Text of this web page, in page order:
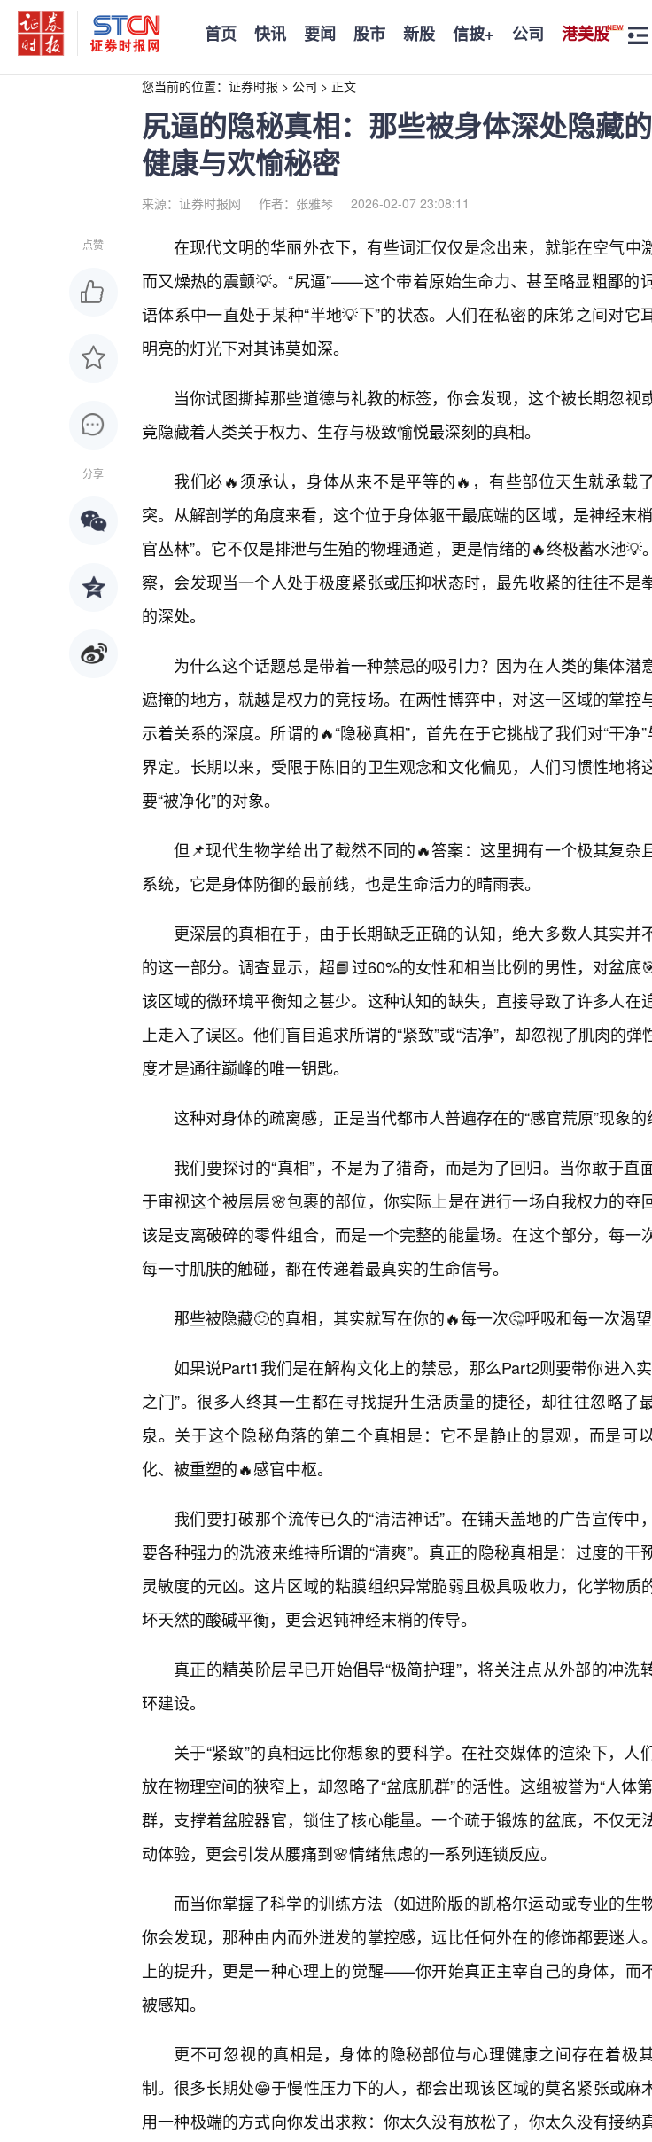
首页 快讯 要闻 股市 新股 信披+ 公司 港美股
您当前的位置： 证券时报 > 公司 > 正文
尻逼的隐秘真相：那些被身体深处隐藏的
健康与欢愉秘密
来源：证券时报网 作者：张雅琴 2026-02-07 23:08:11
点赞
分享
在现代文明的华丽外衣下，有些词汇仅仅是念出来，就能在空气中
而又燥热的震颤💡。“尻逼”——这个带着原始生命力、甚至略显粗鄙的
语体系中一直处于某种“半地💡下”的状态。人们在私密的床笫之间对它
明亮的灯光下对其讳莫如深。
当你试图撕掉那些道德与礼教的标签，你会发现，这个被长期忽视
竟隐藏着人类关于权力、生存与极致愉悦最深刻的真相。
我们必🔥须承认，身体从来不是平等的🔥，有些部位天生就承载
突。从解剖学的角度来看，这个位于身体躯干最底端的区域，是神经末
官丛林”。它不仅是排泄与生殖的物理通道，更是情绪的🔥终极蓄水池💡
察，会发现当一个人处于极度紧张或压抑状态时，最先收紧的往往不是
的深处。
为什么这个话题总是带着一种禁忌的吸引力？因为在人类的集体潜
遮掩的地方，就越是权力的竞技场。在两性博弈中，对这一区域的掌控
示着关系的深度。所谓的🔥“隐秘真相”，首先在于它挑战了我们对“干净”
界定。长期以来，受限于陈旧的卫生观念和文化偏见，人们习惯性地将
要“被净化”的对象。
但📌现代生物学给出了截然不同的🔥答案：这里拥有一个极其复杂
系统，它是身体防御的最前线，也是生命活力的晴雨表。
更深层的真相在于，由于长期缺乏正确的认知，绝大多数人其实并
的这一部分。调查显示，超📘过60%的女性和相当比例的男性，对盆底
该区域的微环境平衡知之甚少。这种认知的缺失，直接导致了许多人在
上走入了误区。他们盲目追求所谓的“紧致”或“洁净”，却忽视了肌肉的
度才是通往巅峰的唯一钥匙。
这种对身体的疏离感，正是当代都市人普遍存在的“感官荒原”现象的
我们要探讨的“真相”，不是为了猎奇，而是为了回归。当你敢于直
于审视这个被层层🌸包裹的部位，你实际上是在进行一场自我权力的夺
该是支离破碎的零件组合，而是一个完整的能量场。在这个部分，每一
每一寸肌肤的触碰，都在传递着最真实的生命信号。
那些被隐藏🙂的真相，其实就写在你的🔥每一次🤔呼吸和每一次渴望
如果说Part1我们是在解构文化上的禁忌，那么Part2则要带你进入
之门”。很多人终其一生都在寻找提升生活质量的捷径，却往往忽略了
泉。关于这个隐秘角落的第二个真相是：它不是静止的景观，而是可
化、被重塑的🔥感官中枢。
我们要打破那个流传已久的“清洁神话”。在铺天盖地的广告宣传中
要各种强力的洗液来维持所谓的“清爽”。真正的隐秘真相是：过度的干
灵敏度的元凶。这片区域的粘膜组织异常脆弱且极具吸收力，化学物质
坏天然的酸碱平衡，更会迟钝神经末梢的传导。
真正的精英阶层早已开始倡导“极简护理”，将关注点从外部的冲洗
环建设。
关于“紧致”的真相远比你想象的要科学。在社交媒体的渲染下，人
放在物理空间的狭窄上，却忽略了“盆底肌群”的活性。这组被誉为“人体
群，支撑着盆腔器官，锁住了核心能量。一个疏于锻炼的盆底，不仅无
动体验，更会引发从腰痛到🌸情绪焦虑的一系列连锁反应。
而当你掌握了科学的训练方法（如进阶版的凯格尔运动或专业的生
你会发现，那种由内而外迸发的掌控感，远比任何外在的修饰都要迷人
上的提升，更是一种心理上的觉醒——你开始真正主宰自己的身体，而
被感知。
更不可忽视的真相是，身体的隐秘部位与心理健康之间存在着极
制。很多长期处😁于慢性压力下的人，都会出现该区域的莫名紧张或麻
用一种极端的方式向你发出求救：你太久没有放松了，你太久没有接纳